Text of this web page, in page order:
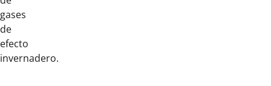
gases
de
efecto
invernadero.